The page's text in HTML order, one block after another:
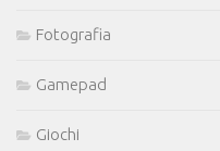
Fotografia
Gamepad
Giochi